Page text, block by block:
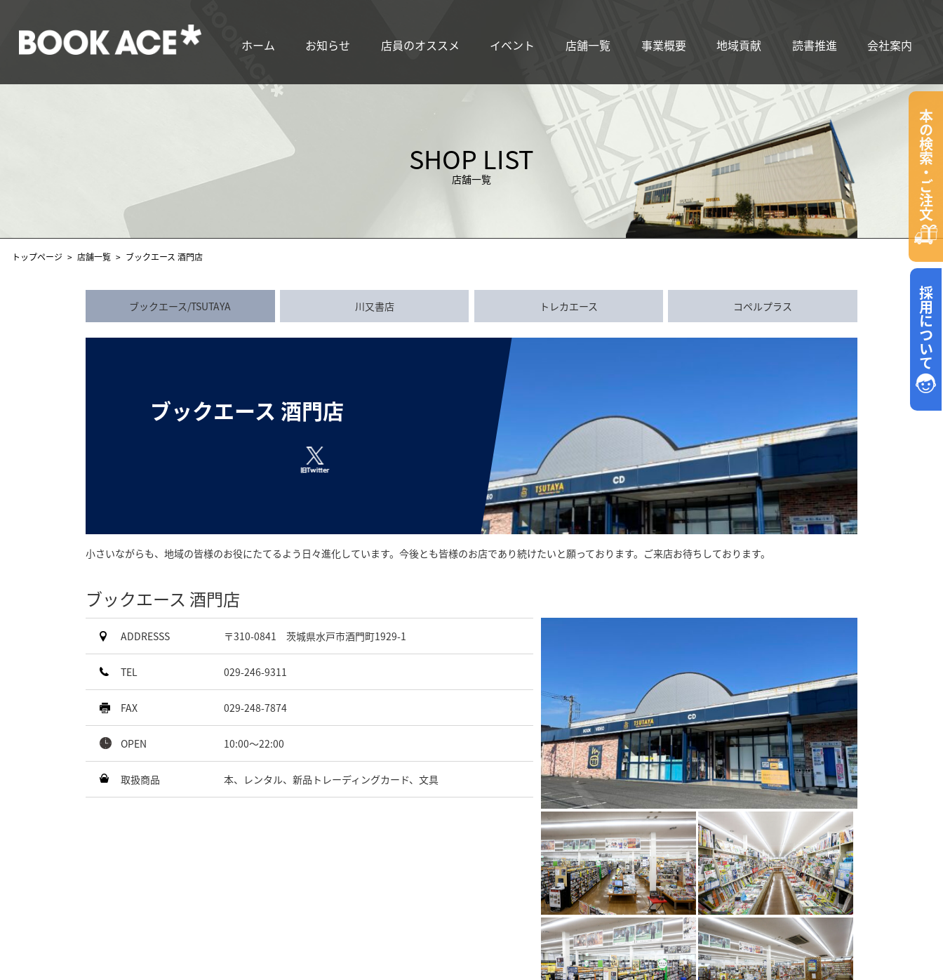
ホーム お知らせ 店員のオススメ イベント 店舗一覧 事業概要 地域貢献 読書推進 会社案内
本の検索・ご注文
採用について
SHOP LIST
店舗一覧
トップページ 店舗一覧 ブックエース 酒門店
ブックエース/TSUTAYA 川又書店 トレカエース コペルプラス
ブックエース 酒門店
小さいながらも、地域の皆様のお役にたてるよう日々進化しています。今後とも皆様のお店であり続けたいと願っております。ご来店お待ちしております。
ブックエース 酒門店
ADDRESSS 〒310-0841 茨城県水戸市酒門町1929-1
TEL 029-246-9311
FAX 029-248-7874
OPEN 10:00～22:00
取扱商品 本、レンタル、新品トレーディングカード、文具